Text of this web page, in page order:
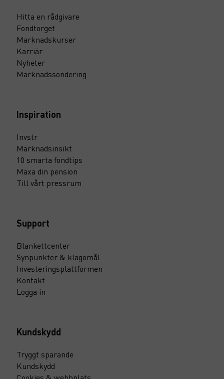
Hitta en rådgivare
Fondtorget
Marknadskurser
Karriär
Nyheter
Marknadssondering
Inspiration
Invstr
Marknadsinsikt
10 smarta fondtips
Maxa din pension
Till vårt pressrum
Support
Blankettcenter
Synpunkter & klagomål
Investeringsplattformen
Kontakt
Logga in
Kundskydd
Tryggt sparande
Kundskydd